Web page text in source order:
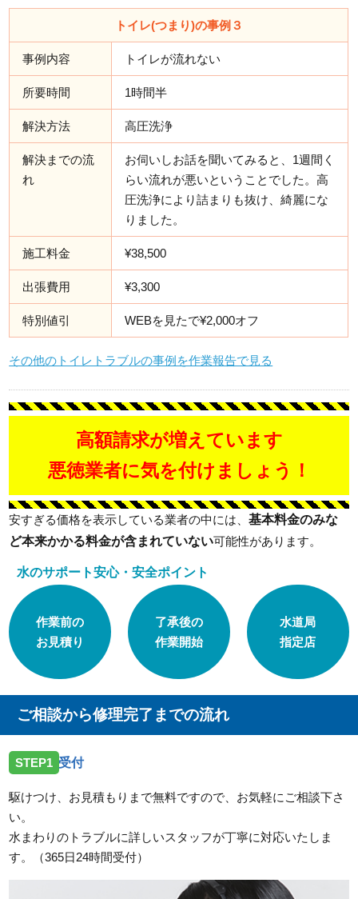
トイレ(つまり)の事例３
事例内容 トイレが流れない
所要時間 1時間半
解決方法 高圧洗浄
解決までの流
れ
お伺いしお話を聞いてみると、1週間く
らい流れが悪いということでした。高
圧洗浄により詰まりも抜け、綺麗にな
りました。
施工料金 ¥38,500
出張費用 ¥3,300
特別値引 WEBを見たで¥2,000オフ
その他のトイレトラブルの事例を作業報告で見る
高額請求が増えています
悪徳業者に気を付けましょう！
安すぎる価格を表示している業者の中には、基本料金のみな
ど本来かかる料金が含まれていない可能性があります。
水のサポート安心・安全ポイント
作業前の
お見積り
了承後の
作業開始
水道局
指定店
ご相談から修理完了までの流れ
STEP1 受付
駆けつけ、お見積もりまで無料ですので、お気軽にご相談下さ
い。
水まわりのトラブルに詳しいスタッフが丁寧に対応いたしま
す。（365日24時間受付）